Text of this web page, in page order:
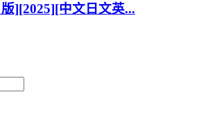
][2025][中文日文英...